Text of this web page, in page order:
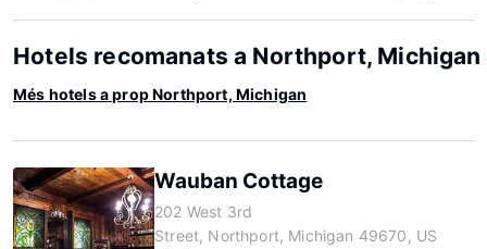
Hotels recomanats a Northport, Michigan
Més hotels a prop Northport, Michigan
Wauban Cottage
202 West 3rd
Street, Northport, Michigan 49670, US